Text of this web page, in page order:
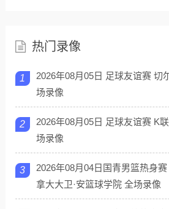
热门录像
1
2026年08月05日 足球友谊赛 切
场录像
2
2026年08月05日 足球友谊赛 K
场录像
3
2026年08月04日国青男篮热身
拿大大卫·安篮球学院 全场录像